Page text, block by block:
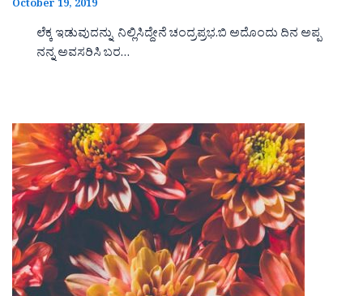
October 19, 2019
ಲೆಕ್ಕ ಇಡುವುದನ್ನು ನಿಲ್ಲಿಸಿದ್ದೇನೆ ಚಂದ್ರಪ್ರಭ.ಬಿ ಅದೊಂದು ದಿನ ಅಪ್ಪ
ನನ್ನ ಅವಸರಿಸಿ ಬರ…